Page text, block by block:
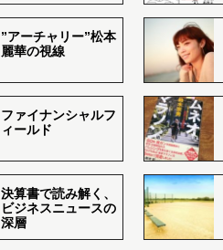
”アーチャリー”松本
麗華の視線
ファイナンシャルフ
ィールド
決算書で読み解く、
ビジネスニュースの
深層